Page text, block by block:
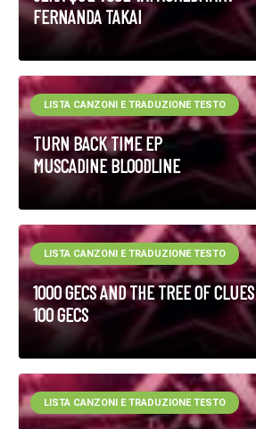
FERNANDA TAKAI
TURN BACK TIME EP
MUSCADINE BLOODLINE
LISTA CANZONI E TRADUZIONE TESTO
1000 GECS AND THE TREE OF CLUES
100 GECS
LISTA CANZONI E TRADUZIONE TESTO
LISTA CANZONI E TRADUZIONE TESTO